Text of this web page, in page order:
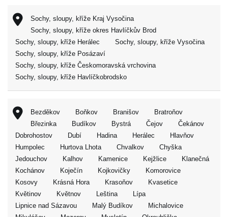
Sochy, sloupy, kříže Kraj Vysočina
Sochy, sloupy, kříže okres Havlíčkův Brod
Sochy, sloupy, kříže Herálec
Sochy, sloupy, kříže Vysočina
Sochy, sloupy, kříže Posázaví
Sochy, sloupy, kříže Českomoravská vrchovina
Sochy, sloupy, kříže Havlíčkobrodsko
Bezděkov Boňkov Branišov
Bratroňov
Březinka
Budíkov Bystrá Čejov
Čekánov
Dobrohostov
Dubí Hadina Herálec
Hlavňov
Humpolec
Hurtova Lhota Chvalkov
Chyška
Jedouchov
Kalhov Kamenice Kejžlice
Klanečná
Kochánov
Koječín Kojkovičky
Komorovice
Kosovy
Krásná Hora Krasoňov
Kvasetice
Květinov
Květnov Leština
Lípa
Lipnice nad Sázavou
Malý Budíkov
Michalovice